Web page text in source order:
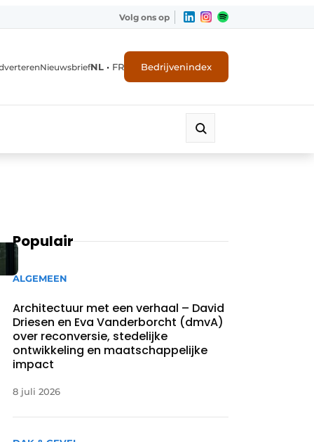
Volg ons op
NieuwsbriefNL • FR Bedrijvenindex
Populair
ALGEMEEN
Architectuur met een verhaal – David
Driesen en Eva Vanderborcht (dmvA)
over reconversie, stedelijke
ontwikkeling en maatschappelijke
impact
8 juli 2026